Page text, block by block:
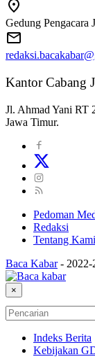
Gedung Pengacara
Kantor Cabang
Jl. Ahmad Yani RT
Jawa Timur.
Pedoman
Redaksi
Tentang Kami
Baca Kabar - 2022-
×
Indeks Berita
Kebijakan